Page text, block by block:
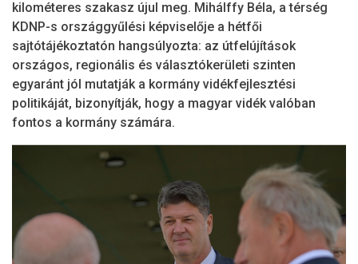
kilométeres szakasz újul meg. Mihálffy Béla, a térség
KDNP-s országgyűlési képviselője a hétfői
sajtótájékoztatón hangsúlyozta: az útfelújítások
országos, regionális és választókerületi szinten
egyaránt jól mutatják a kormány vidékfejlesztési
politikáját, bizonyítják, hogy a magyar vidék valóban
fontos a kormány számára.